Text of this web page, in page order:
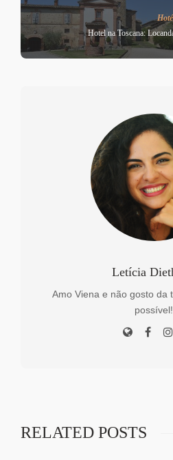
Hotel na Toscana:
Letícia
Amo Viena e não gosto da
possível!
RELATED POSTS